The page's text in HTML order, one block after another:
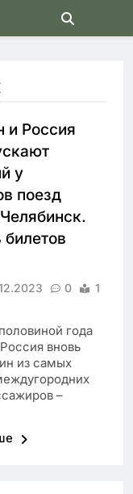
и Россия
у
поезд
0
1
года
вновь
из самых
–